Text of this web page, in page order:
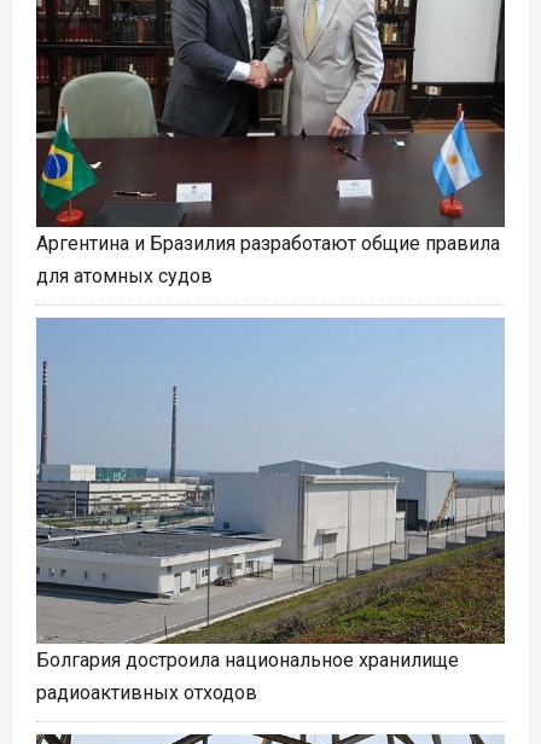
Аргентина и Бразилия разработают общие правила
для атомных судов
Болгария достроила национальное хранилище
радиоактивных отходов